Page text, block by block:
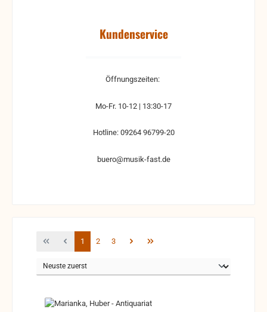
Kundenservice
Öffnungszeiten:
Mo-Fr. 10-12 | 13:30-17
Hotline: 09264 96799-20
buero@musik-fast.de
Seite
1 Seite
2 Seite
3